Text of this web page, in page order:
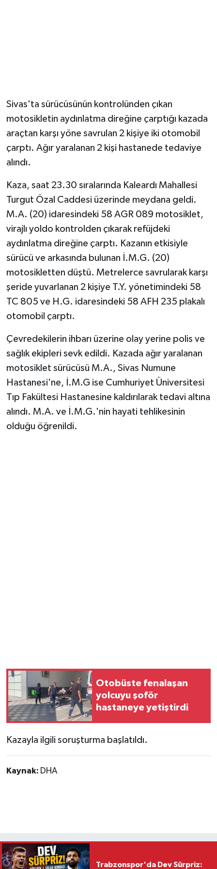
Sivas'ta sürücüsünün kontrolünden çıkan
motosikletin aydınlatma direğine çarptığı kazada
araçtan karşı yöne savrulan 2 kişiye iki otomobil
çarptı. Ağır yaralanan 2 kişi hastanede tedaviye
alındı.
Kaza, saat 23.30 sıralarında Kaleardı Mahallesi
Turgut Özal Caddesi üzerinde meydana geldi.
M.A. (20) idaresindeki 58 AGR 089 motosiklet,
virajlı yoldo kontrolden çıkarak refüjdeki
aydınlatma direğine çarptı. Kazanın etkisiyle
sürücü ve arkasında bulunan İ.M.G. (20)
motosikletten düştü. Metrelerce savrularak karşı
şeride yuvarlanan 2 kişiye T.Y. yönetimindeki 58
TC 805 ve H.G. idaresindeki 58 AFH 235 plakalı
otomobil çarptı.
Çevredekilerin ihbarı üzerine olay yerine polis ve
sağlık ekipleri sevk edildi. Kazada ağır yaralanan
motosiklet sürücüsü M.A., Sivas Numune
Hastanesi'ne, İ.M.G ise Cumhuriyet Üniversitesi
Tıp Fakültesi Hastanesine kaldırılarak tedavi altına
alındı. M.A. ve İ.M.G.'nin hayati tehlikesinin
olduğu öğrenildi.
Otobüste fenalaşan
yolcuyu şoför
hastaneye yetiştirdi
Kazayla ilgili soruşturma başlatıldı.
Kaynak: DHA
Trabzonspor'da Dev Sürpriz:
Siyaset
Sokak Hayvanlarını Sahiplendirme
Spor
Vasıta
Yaşam